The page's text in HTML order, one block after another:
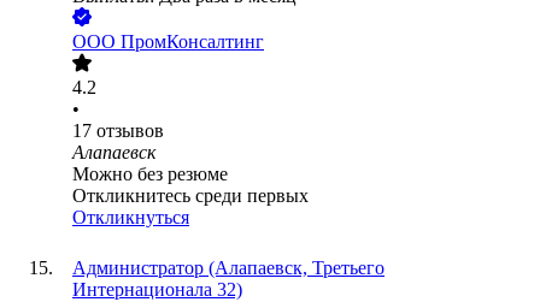
ООО ПромКонсалтинг
4.2
•
17 отзывов
Алапаевск
Можно без резюме
Откликнитесь среди первых
Откликнуться
Администратор (Алапаевск, Третьего
Интернационала 32)